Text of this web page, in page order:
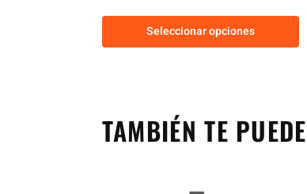
Seleccionar opciones
TAMBIÉN TE